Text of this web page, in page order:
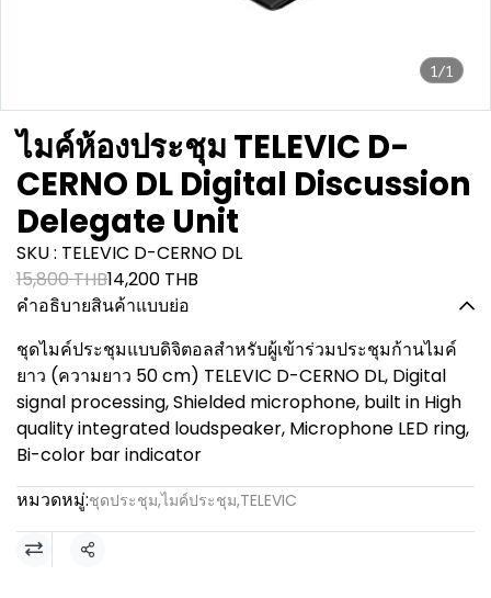
1/1
ไมค์ห้องประชุม TELEVIC D-
CERNO DL Digital Discussion
Delegate Unit
SKU : TELEVIC D-CERNO DL
15,800 THB14,200 THB
คำอธิบายสินค้าแบบย่อ
ชุดไมค์ประชุมแบบดิจิตอลสำหรับผู้เข้าร่วมประชุมก้านไมค์
ยาว (ความยาว 50 cm) TELEVIC D-CERNO DL, Digital
signal processing, Shielded microphone, built in High
quality integrated loudspeaker, Microphone LED ring,
Bi-color bar indicator
หมวดหมู่:ชุดประชุม,ไมค์ประชุม,TELEVIC
แชร์